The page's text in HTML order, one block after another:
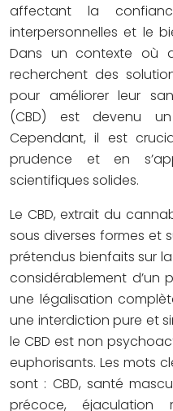
affectant la
interpersonnelles et le
Dans un contexte où
recherchent des
pour améliorer leur
(CBD) est devenu
Cependant, il est
prudence et en
scientifiques solides.
Le CBD, extrait du
sous diverses formes et
prétendus bienfaits sur
considérablement d’un
une légalisation
une interdiction pure et
le CBD est non
euphorisants. Les mots
sont : CBD, santé
précoce,